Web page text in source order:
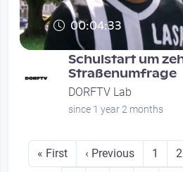
00:04:33
Schulstart um
Straßenumfrage
DORFTV Lab
since 1 year 2 months
First page
« First Previous page
‹ Previous Seite
1 2